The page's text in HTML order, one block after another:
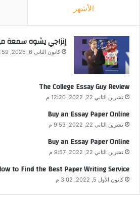
الأشهر
إنزاجي يشوه سمعة
كانون الثاني 6, 2025, 11:59 ص
The College Essay Guy Review
تشرين الثاني 22, 2022, 12:20 م
Buy an Essay Paper Online
تشرين الثاني 22, 2022, 9:53 م
Buy an Essay Paper Online
تشرين الثاني 22, 2022, 9:57 م
to Find the Best Paper Writing Service
كانون الأول 5, 2022, 3:02 م